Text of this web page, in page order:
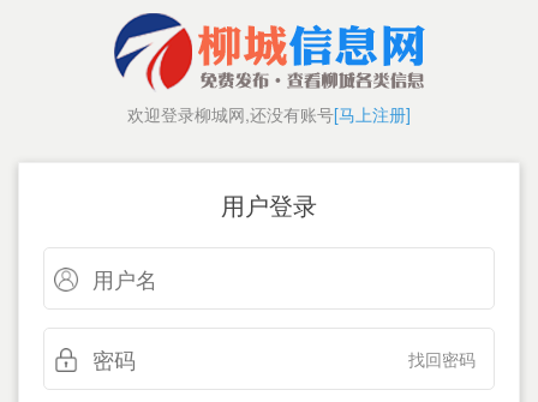
欢迎登录柳城网,还没有账号[马上注册]
用户登录
找回密码